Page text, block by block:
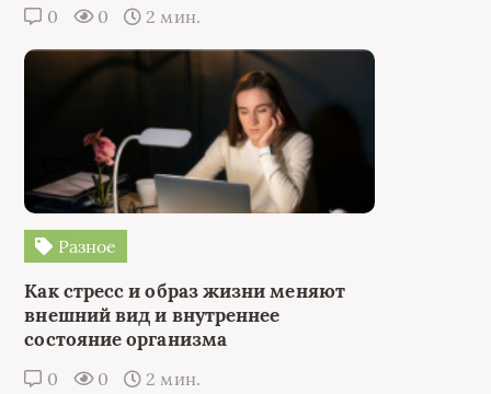
0 0 2 мин.
Разное
Как стресс и образ жизни меняют
внешний вид и внутреннее
состояние организма
0 0 2 мин.